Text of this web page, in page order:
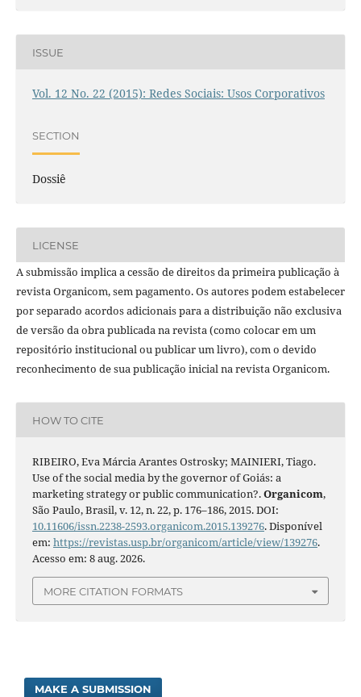
ISSUE
Vol. 12 No. 22 (2015): Redes Sociais: Usos Corporativos
SECTION
Dossiê
LICENSE
A submissão implica a cessão de direitos da primeira publicação à
revista Organicom, sem pagamento. Os autores podem estabelecer
por separado acordos adicionais para a distribuição não exclusiva
de versão da obra publicada na revista (como colocar em um
repositório institucional ou publicar um livro), com o devido
reconhecimento de sua publicação inicial na revista Organicom.
HOW TO CITE
RIBEIRO, Eva Márcia Arantes Ostrosky; MAINIERI, Tiago.
Use of the social media by the governor of Goiás: a
marketing strategy or public communication?.Organicom,
São Paulo, Brasil, v. 12, n. 22, p. 176–186, 2015. DOI:
10.11606/issn.2238-2593.organicom.2015.139276. Disponível
em: https://revistas.usp.br/organicom/article/view/139276.
Acesso em: 8 aug. 2026.
MORE CITATION FORMATS
MAKE A SUBMISSION